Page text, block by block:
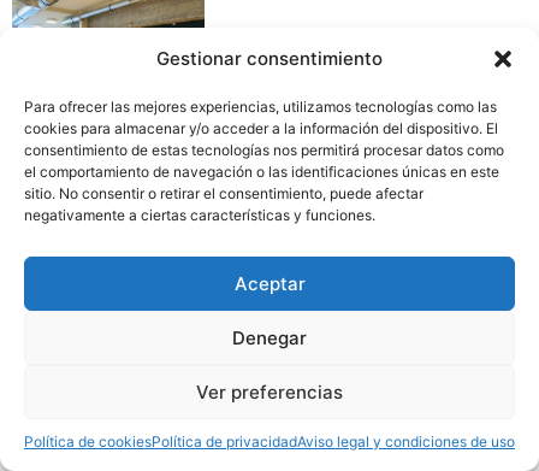
Gestionar consentimiento
Para ofrecer las mejores experiencias, utilizamos tecnologías como las
cookies para almacenar y/o acceder a la información del dispositivo. El
consentimiento de estas tecnologías nos permitirá procesar datos como
el comportamiento de navegación o las identificaciones únicas en este
sitio. No consentir o retirar el consentimiento, puede afectar
negativamente a ciertas características y funciones.
Aceptar
Denegar
Ver preferencias
Política de cookiesPolítica de privacidadAviso legal y condiciones de uso
Política de privacidad
Volver